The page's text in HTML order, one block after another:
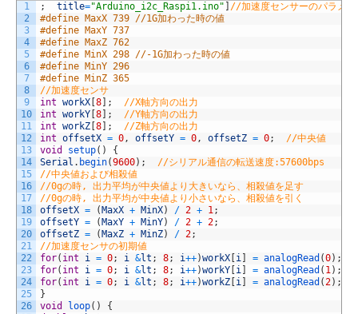
1
2
3
4
5
6
7
8
9
10
11
12
13
14
15
16
17
18
19
20
21
22
23
24
25
26
; title="Arduino_i2c_Raspi1.ino"
//加速度センサーのパラメー
#define MaxX 739 //1G加わった時の値
#define MaxY 737
#define MaxZ 762
#define MinX 298 //-1G加わった時の値
#define MinY 296
#define MinZ 365
//加速度センサ
int workX 8 ;
//X軸方向の出力
int workY 8 ;
//Y軸方向の出力
int workZ 8 ;
//Z軸方向の出力
int offsetX = 0, offsetY = 0, offsetZ = 0;
//中央値
void
setup( )
{
Serial . begin(9600) ;
//シリアル通信の転送速度:57600bps
//中央値および相殺値
//0gの時, 出力平均が中央値より大きいなら、相殺値を足す
//0gの時, 出力平均が中央値より小さいなら、相殺値を引く
offsetX = ( MaxX + MinX) / 2 + 1;
offsetY = ( MaxY + MinY) / 2 + 2;
offsetZ = ( MaxZ + MinZ) / 2;
//加速度センサの初期値
for( int i = 0; i &lt ; 8; i++)workX i = analogRead (0) ;
for( int i = 0; i &lt ; 8; i++)workY i = analogRead ( 1) ;
for( int i = 0; i &lt ; 8; i++)workZ i = analogRead (2) ;
}
void
loop( )
{